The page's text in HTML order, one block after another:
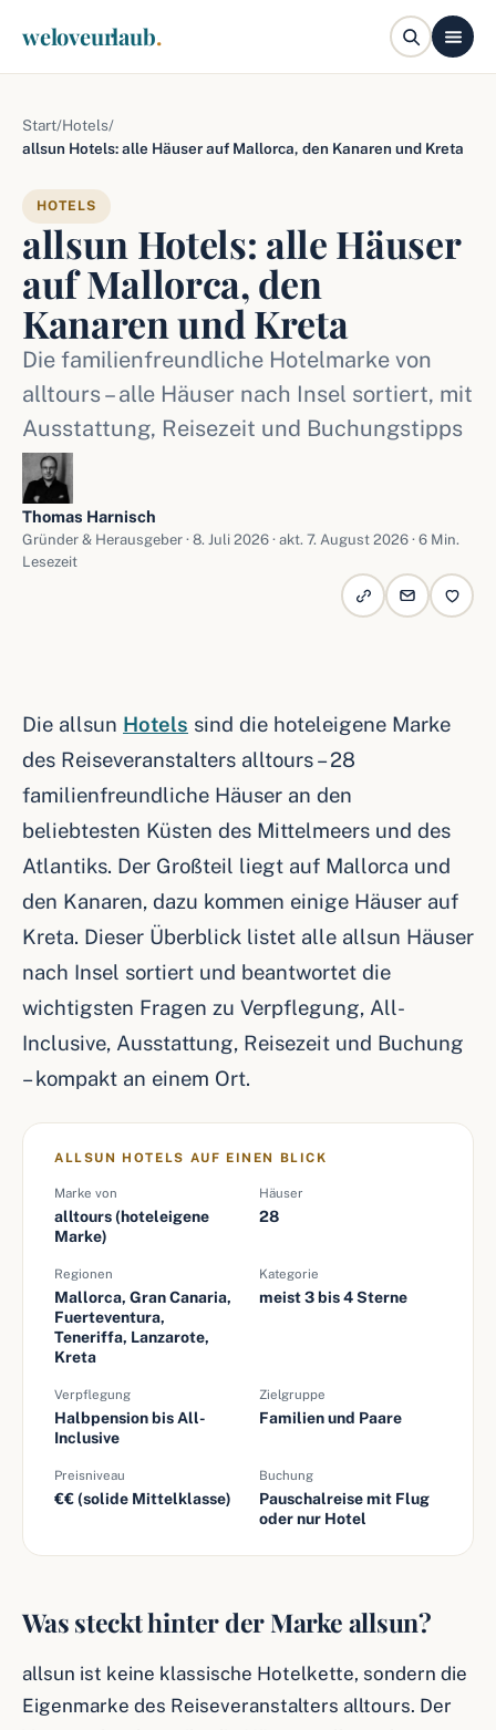
weloveurlaub.
Start/Hotels/
allsun Hotels: alle Häuser auf Mallorca, den Kanaren und Kreta
HOTELS
allsun Hotels: alle Häuser
auf Mallorca, den
Kanaren und Kreta
Die familienfreundliche Hotelmarke von
alltours – alle Häuser nach Insel sortiert, mit
Ausstattung, Reisezeit und Buchungstipps
Thomas Harnisch
Gründer & Herausgeber · 8. Juli 2026 · akt. 7. August 2026 · 6 Min.
Lesezeit
Die allsun Hotels sind die hoteleigene Marke
des Reiseveranstalters alltours – 28
familienfreundliche Häuser an den
beliebtesten Küsten des Mittelmeers und des
Atlantiks. Der Großteil liegt auf Mallorca und
den Kanaren, dazu kommen einige Häuser auf
Kreta. Dieser Überblick listet alle allsun Häuser
nach Insel sortiert und beantwortet die
wichtigsten Fragen zu Verpflegung, All-
Inclusive, Ausstattung, Reisezeit und Buchung
– kompakt an einem Ort.
ALLSUN HOTELS AUF EINEN BLICK
Marke von
alltours (hoteleigene
Marke)
Häuser
28
Regionen
Mallorca, Gran Canaria,
Fuerteventura,
Teneriffa, Lanzarote,
Kreta
Kategorie
meist 3 bis 4 Sterne
Verpflegung
Halbpension bis All-
Inclusive
Zielgruppe
Familien und Paare
Preisniveau
€€ (solide Mittelklasse)
Buchung
Pauschalreise mit Flug
oder nur Hotel
Was steckt hinter der Marke allsun?
allsun ist keine klassische Hotelkette, sondern die
Eigenmarke des Reiseveranstalters alltours. Der